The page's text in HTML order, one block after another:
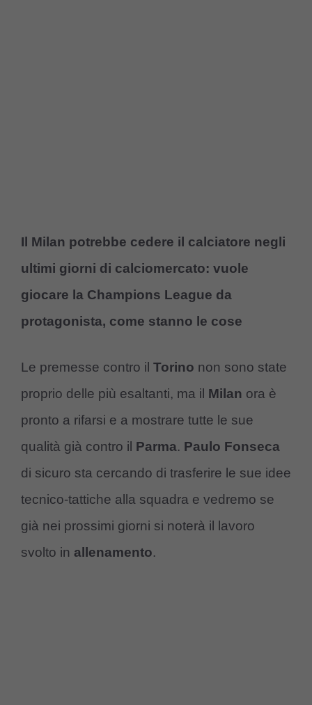
Il Milan potrebbe cedere il calciatore negli
ultimi giorni di calciomercato: vuole
giocare la Champions League da
protagonista, come stanno le cose
Le premesse contro il Torino non sono state
proprio delle più esaltanti, ma il Milan ora è
pronto a rifarsi e a mostrare tutte le sue
qualità già contro il Parma. Paulo Fonseca
di sicuro sta cercando di trasferire le sue idee
tecnico-tattiche alla squadra e vedremo se
già nei prossimi giorni si noterà il lavoro
svolto in allenamento.